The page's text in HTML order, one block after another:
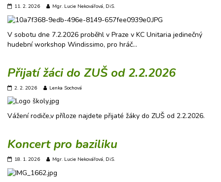
11. 2. 2026 Mgr. Lucie Nekovářová, DiS.
V sobotu dne 7.2.2026 proběhl v Praze v KC Unitaria jedinečný
hudební workshop Windissimo, pro hráč…
Přijatí žáci do ZUŠ od 2.2.2026
2. 2. 2026 Lenka Sochová
Vážení rodiče,v příloze najdete přijaté žáky do ZUŠ od 2.2.2026.
Koncert pro baziliku
18. 1. 2026 Mgr. Lucie Nekovářová, DiS.